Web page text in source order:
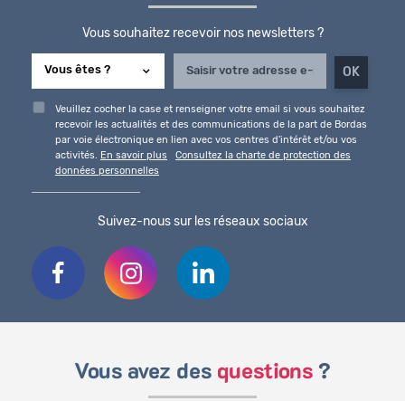
Vous souhaitez recevoir nos newsletters ?
Veuillez cocher la case et renseigner votre email si vous souhaitez
recevoir les actualités et des communications de la part de Bordas
par voie électronique en lien avec vos centres d'intérêt et/ou vos
activités.
En savoir plus
Consultez la charte de protection des
données personnelles
Suivez-nous sur les réseaux sociaux
Vous avez des questions ?